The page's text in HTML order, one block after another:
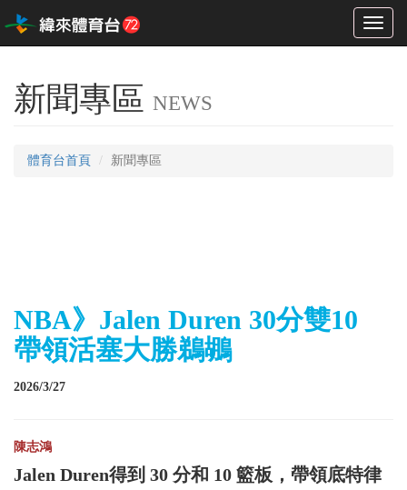
Toggle
新聞專區 NEWS
體育台首頁 新聞專區
NBA》Jalen Duren 30分雙10
帶領活塞大勝鵜鶘
2026/3/27
陳志鴻
Jalen Duren得到 30 分和 10 籃板，帶領底特律